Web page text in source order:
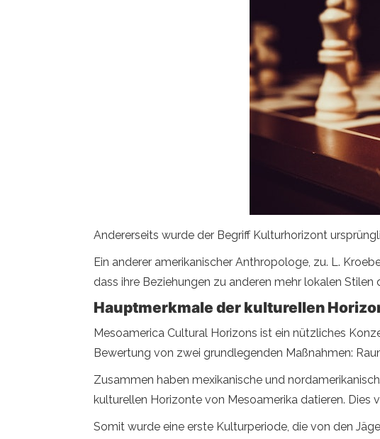
Andererseits wurde der Begriff Kulturhorizont
Ein anderer amerikanischer Anthropologe, zu. L.
dass ihre Beziehungen zu anderen mehr lokalen
Hauptmerkmale der kulturellen
Mesoamerica Cultural Horizons ist ein nützliches
Bewertung von zwei grundlegenden Maßnahmen:
Zusammen haben mexikanische und
kulturellen Horizonte von Mesoamerika datieren. Dies
Somit wurde eine erste Kulturperiode, die von den